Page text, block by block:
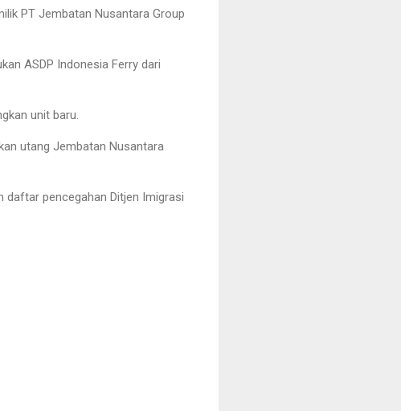
PT Jembatan Nusantara Group
ASDP Indonesia Ferry dari
unit baru.
utang Jembatan Nusantara
daftar pencegahan Ditjen Imigrasi